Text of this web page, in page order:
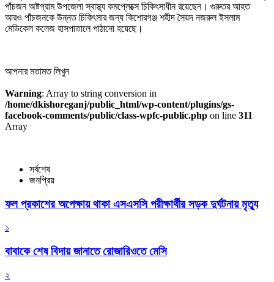
পাঁচজন অষ্টগ্রাম উপজেলা স্বাস্থ্য কমপ্লেক্সে চিকিৎসাধীন রয়েছেন। গুরুতর আহত
আরও পাঁচজনকে উন্নত চিকিৎসার জন্য কিশোরগঞ্জ শহীদ সৈয়দ নজরুল ইসলাম
মেডিকেল কলেজ হাসপাতালে পাঠানো হয়েছে।
আপনার মতামত লিখুন
Warning: Array to string conversion in
/home/dkishoreganj/public_html/wp-content/plugins/gs-
facebook-comments/public/class-wpfc-public.php on line 311
Array
সর্বশেষ
জনপ্রিয়
ফল প্রকাশের অপেক্ষায় থাকা এসএসসি পরীক্ষার্থীর সড়ক দুর্ঘটনায় মৃত্যু
১
বাবাকে শেষ বিদায় জানাতে রোজারিওতে মেসি
২